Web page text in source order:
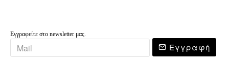
Εγγραφείτε στο newsletter μας.
Εγγραφή